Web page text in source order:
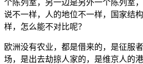
个陈列室，另一边是另外一个陈列室
说不一样，人的地位不一样，国家结
样，怎么能不对比呢？
欧洲没有农业，都是借来的，是征服
场，是出去劫掠人家的，是维京人的